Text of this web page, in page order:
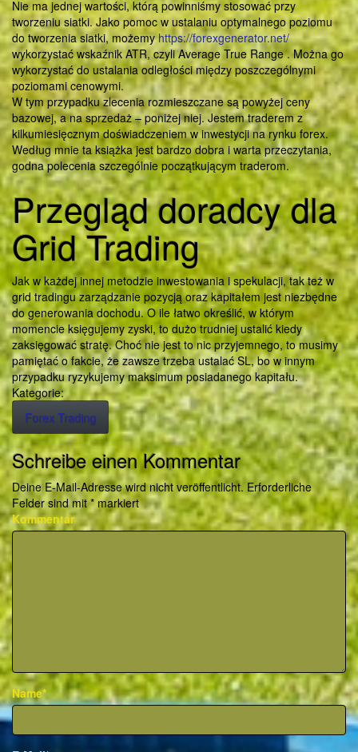
Nie ma jednej wartości, którą powinniśmy stosować przy
tworzeniu siatki. Jako pomoc w ustalaniu optymalnego poziomu
do tworzenia siatki, możemyhttps://forexgenerator.net/
wykorzystać wskaźnik ATR, czyli Average True Range . Można go
wykorzystać do ustalania odległości między poszczególnymi
poziomami cenowymi.
W tym przypadku zlecenia rozmieszczane są powyżej ceny
bazowej, a na sprzedaż – poniżej niej. Jestem traderem z
kilkumiesięcznym doświadczeniem w inwestycji na rynku forex.
Według mnie ta książka jest bardzo dobra i warta przeczytania,
godna polecenia szczególnie początkującym traderom.
Przegląd doradcy dla
Grid Trading
Jak w każdej innej metodzie inwestowania i spekulacji, tak też w
grid tradingu zarządzanie pozycją oraz kapitałem jest niezbędne
do generowania dochodu. O ile łatwo określić, w którym
momencie księgujemy zyski, to dużo trudniej ustalić kiedy
zaksięgować stratę. Choć nie jest to nic przyjemnego, to musimy
pamiętać o fakcie, że zawsze trzeba ustalać SL, bo w innym
przypadku ryzykujemy maksimum posiadanego kapitału.
Kategorie:
Forex Trading
Schreibe einen Kommentar
Deine E-Mail-Adresse wird nicht veröffentlicht. Erforderliche
Felder sind mit*markiert
Kommentar
Name*